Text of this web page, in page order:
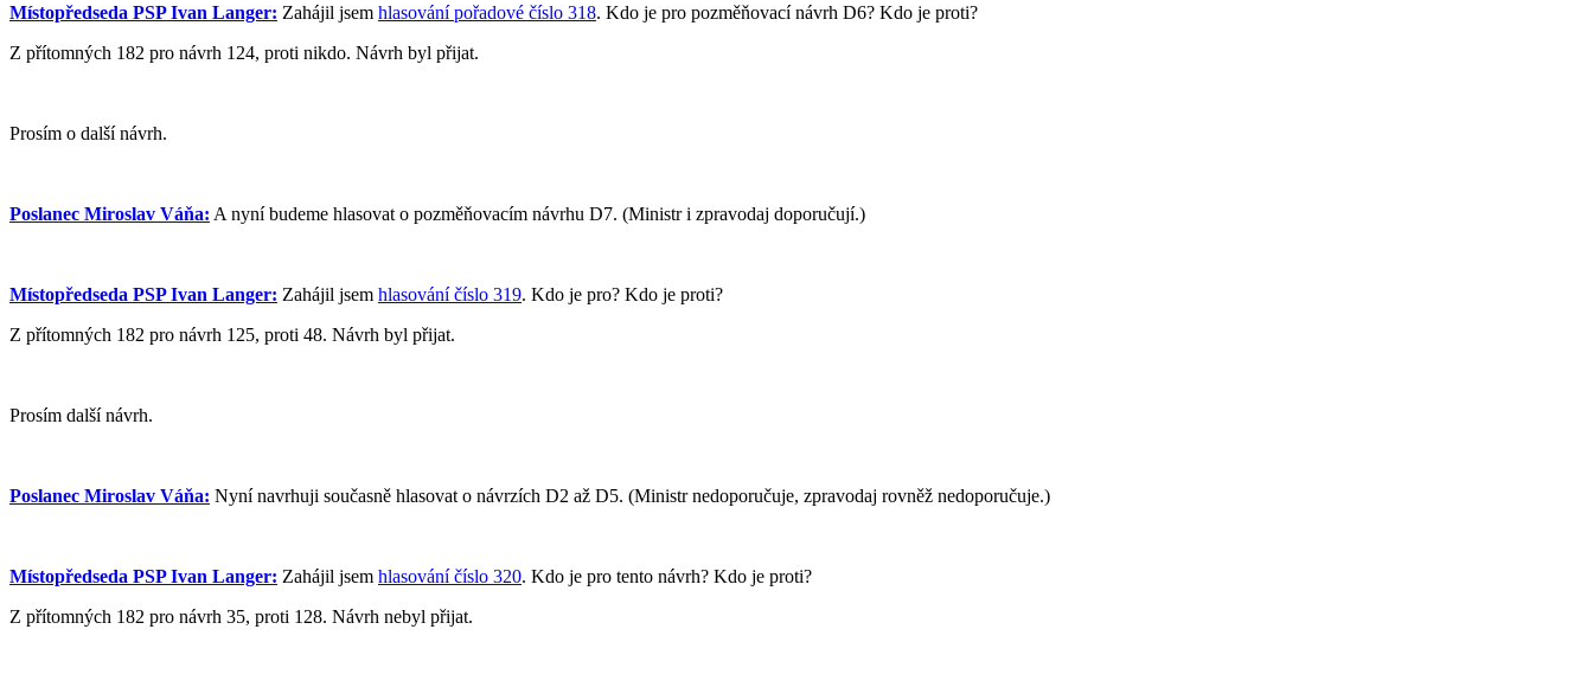
Místopředseda PSP Ivan Langer: Zahájil jsem hlasování pořadové číslo 318. Kdo je pro pozměňovací návrh D6? Kdo je proti?
Z přítomných 182 pro návrh 124, proti nikdo. Návrh byl přijat.
Prosím o další návrh.
Poslanec Miroslav Váňa: A nyní budeme hlasovat o pozměňovacím návrhu D7. (Ministr i zpravodaj doporučují.)
Místopředseda PSP Ivan Langer: Zahájil jsem hlasování číslo 319. Kdo je pro? Kdo je proti?
Z přítomných 182 pro návrh 125, proti 48. Návrh byl přijat.
Prosím další návrh.
Poslanec Miroslav Váňa: Nyní navrhuji současně hlasovat o návrzích D2 až D5. (Ministr nedoporučuje, zpravodaj rovněž nedoporučuje.)
Místopředseda PSP Ivan Langer: Zahájil jsem hlasování číslo 320. Kdo je pro tento návrh? Kdo je proti?
Z přítomných 182 pro návrh 35, proti 128. Návrh nebyl přijat.